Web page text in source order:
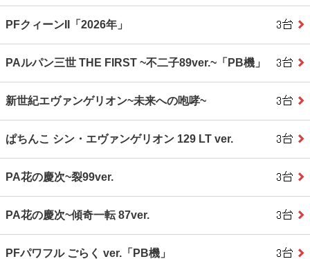
PFクィーンII「2026年」
PAルパン三世 THE FIRST ~不二子89ver.~「PB機」
新世紀エヴァンゲリオン~未来への咆哮~
ぱちんこ シン・エヴァンゲリオン 129 LT ver.
PA花の慶次~裂99ver.
PA花の慶次~傾奇一転 87ver.
PFパワフル ごらく ver.「PB機」